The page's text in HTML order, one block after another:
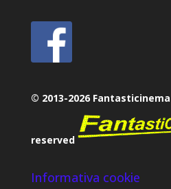
© 2013-2026
reserved
Informativa cookie